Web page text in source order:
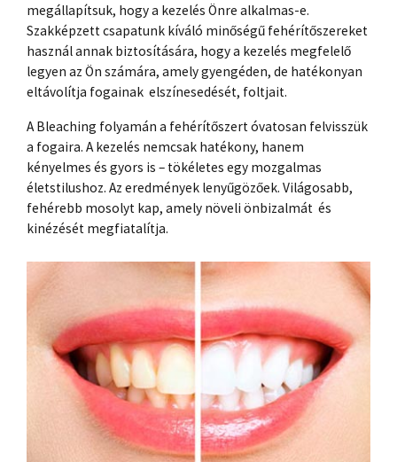
megállapítsuk, hogy a kezelés Önre alkalmas-e.
Szakképzett csapatunk kíváló minőségű fehérítőszereket
használ annak biztosítására, hogy a kezelés megfelelő
legyen az Ön számára, amely gyengéden, de hatékonyan
eltávolítja fogainak elszínesedését, foltjait.
A Bleaching folyamán a fehérítőszert óvatosan felvisszük
a fogaira. A kezelés nemcsak hatékony, hanem
kényelmes és gyors is – tökéletes egy mozgalmas
életstilushoz. Az eredmények lenyűgözőek. Világosabb,
fehérebb mosolyt kap, amely növeli önbizalmát és
kinézését megfiatalítja.